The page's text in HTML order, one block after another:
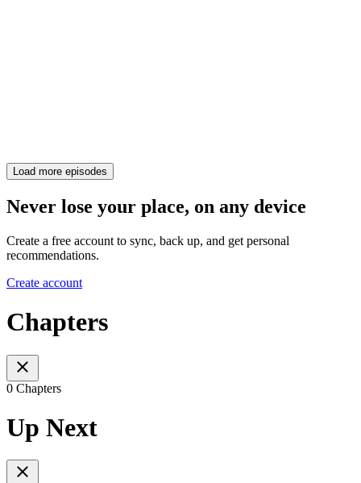
Load more episodes
Never lose your place, on any device
Create a free account to sync, back up, and get personal
recommendations.
Create account
Chapters
0 Chapters
Up Next